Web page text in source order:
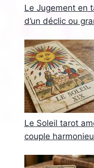
Le Jugement en
d’un déclic ou
Le Soleil tarot
couple